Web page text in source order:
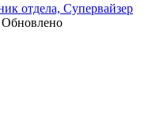
отдела, Супервайзер
Обновлено